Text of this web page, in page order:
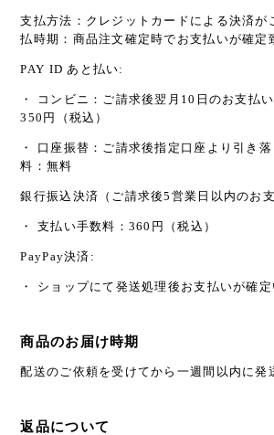
支払方法：クレジットカードによる決済が
払時期：商品注文確定時でお支払いが確定
PAY ID あと払い:
・ コンビニ：ご請求後翌月10日のお支払
350円（税込）
・ 口座振替：ご請求後指定口座より引き
料：無料
銀行振込決済（ご請求後5営業日以内のお
・ 支払い手数料：360円（税込）
PayPay決済:
・ ショップにて発送処理後お支払いが確定
商品のお届け時期
配送のご依頼を受けてから一週間以内に発
返品について